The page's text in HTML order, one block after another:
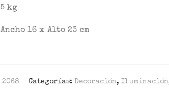
5 kg
Ancho 16 x Alto 23 cm
2068 Categorías: Decoración, Iluminación